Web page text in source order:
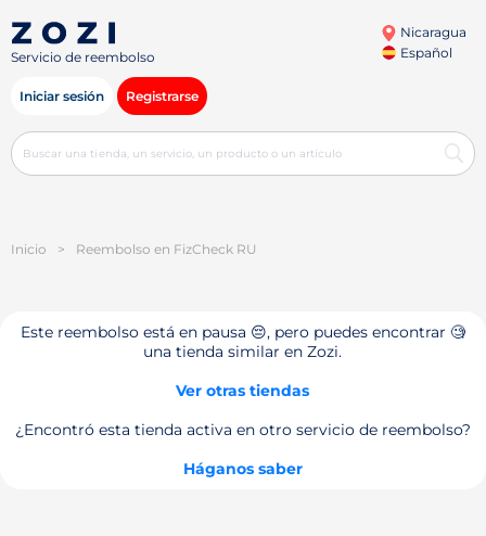
Servicio de reembolso
Nicaragua
Español
Iniciar sesión Registrarse
Inicio > Reembolso en FizCheck RU
Este reembolso está en pausa 😔, pero puedes encontrar 🧐
una tienda similar en Zozi.
Ver otras tiendas
¿Encontró esta tienda activa en otro servicio de reembolso?
Háganos saber